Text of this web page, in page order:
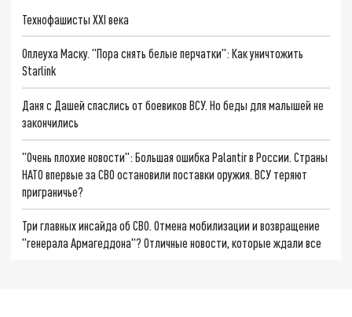
Технофашисты XXI века
Оплеуха Маску. "Пора снять белые перчатки": Как уничтожить
Starlink
Даня с Дашей спаслись от боевиков ВСУ. Но беды для малышей не
закончились
"Очень плохие новости": Большая ошибка Palantir в России. Страны
НАТО впервые за СВО остановили поставки оружия. ВСУ теряют
приграничье?
Три главных инсайда об СВО. Отмена мобилизации и возвращение
"генерала Армагеддона"? Отличные новости, которые ждали все